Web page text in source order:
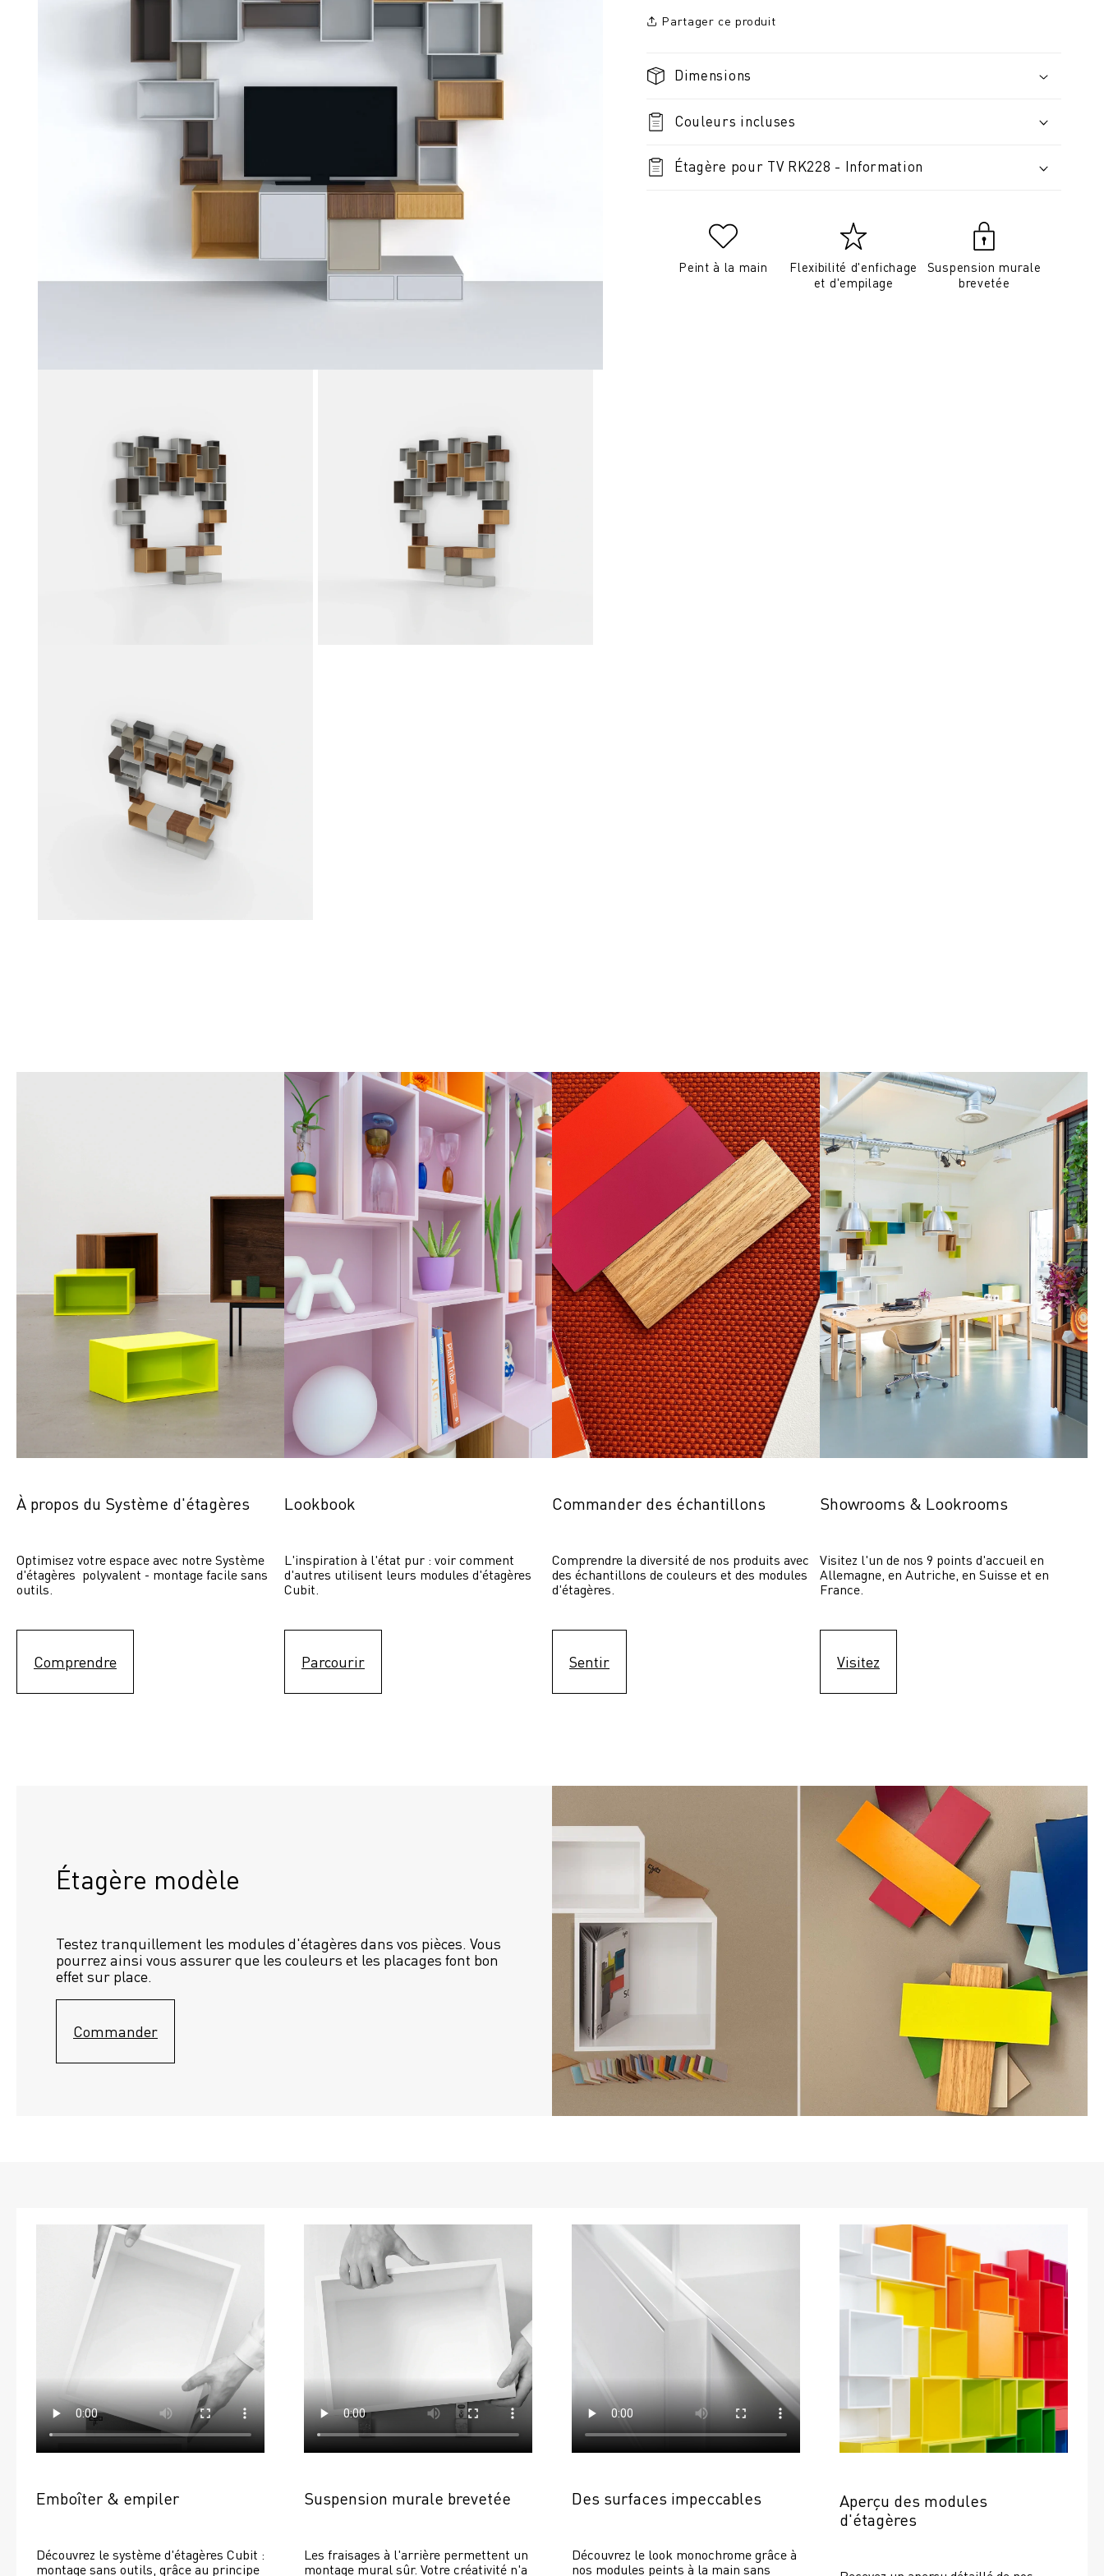
Partager ce produit
Dimensions
Couleurs incluses
Étagère pour TV RK228 - Information
Peint à la main
Flexibilité d'enfichage
et d'empilage
Suspension murale
brevetée
À propos du Système d'étagères
Optimisez votre espace avec notre Système
d'étagères  polyvalent - montage facile sans
outils.
Comprendre
Lookbook
L'inspiration à l'état pur : voir comment
d'autres utilisent leurs modules d'étagères
Cubit.
Parcourir
Commander des échantillons
Comprendre la diversité de nos produits avec
des échantillons de couleurs et des modules
d'étagères.
Sentir
Showrooms & Lookrooms
Visitez l'un de nos 9 points d'accueil en
Allemagne, en Autriche, en Suisse et en
France.
Visitez
Étagère modèle
Testez tranquillement les modules d'étagères dans vos pièces. Vous
pourrez ainsi vous assurer que les couleurs et les placages font bon
effet sur place.
Commander
Emboîter & empiler
Découvrez le système d'étagères Cubit :
montage sans outils, grâce au principe
Suspension murale brevetée
Les fraisages à l'arrière permettent un
montage mural sûr. Votre créativité n'a
Des surfaces impeccables
Découvrez le look monochrome grâce à
nos modules peints à la main sans
Aperçu des modules
d'étagères